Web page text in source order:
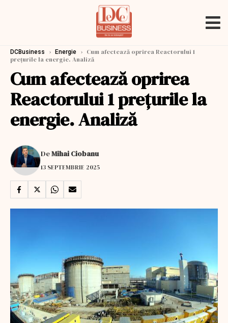
DCBusiness › Energie › Cum afectează oprirea Reactorului 1
prețurile la energie. Analiză
Cum afectează oprirea
Reactorului 1 prețurile la
energie. Analiză
DeMihai Ciobanu
13 SEPTEMBRIE 2025